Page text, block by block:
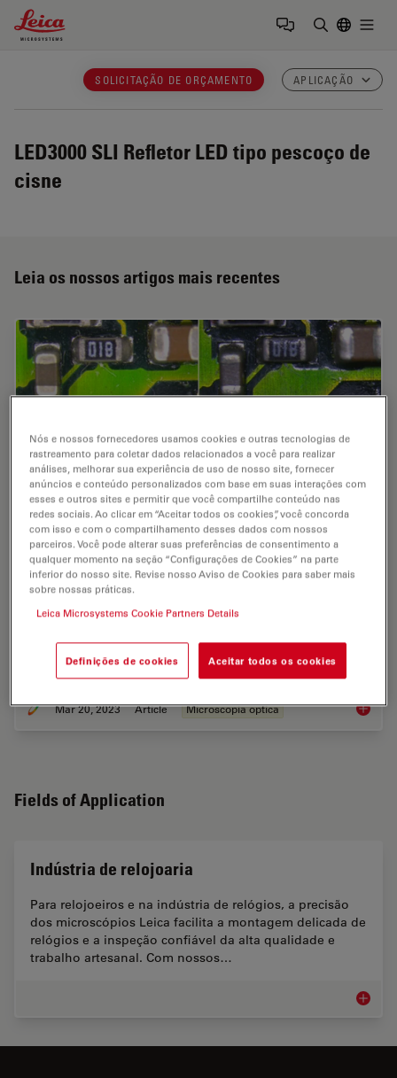
Leica Microsystems Logo
SOLICITAÇÃO DE ORÇAMENTO APLICAÇÃO
LED3000 SLI Refletor LED tipo pescoço de
cisne
Leia os nossos artigos mais recentes
Microscope Illumination for Industrial
Applications
Inspection microscope users can obtain information
microscope illumination or lighting system for
inspection of parts or components.
Mar 20, 2023 Article Microscopia optica
Fields of Application
Indústria de relojoaria
Para relojoeiros e na indústria de relógios, a precisão
dos microscópios Leica facilita a montagem delicada de
relógios e a inspeção confiável da alta qualidade e
trabalho artesanal. Com nossos…
Nós e nossos fornecedores usamos cookies e outras tecnologias de
rastreamento para coletar dados relacionados a você para realizar
análises, melhorar sua experiência de uso de nosso site, fornecer
anúncios e conteúdo personalizados com base em suas interações com
esses e outros sites e permitir que você compartilhe conteúdo nas
redes sociais. Ao clicar em “Aceitar todos os cookies”, você concorda
com isso e com o compartilhamento desses dados com nossos
parceiros. Você pode alterar suas preferências de consentimento a
qualquer momento na seção “Configurações de Cookies” na parte
inferior do nosso site. Revise nosso Aviso de Cookies para saber mais
sobre nossas práticas.
Leica Microsystems Cookie Partners Details
Definições de cookies Aceitar todos os cookies